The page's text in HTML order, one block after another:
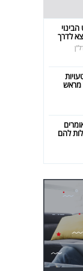
הבינוי
לדרך
מראש
להם